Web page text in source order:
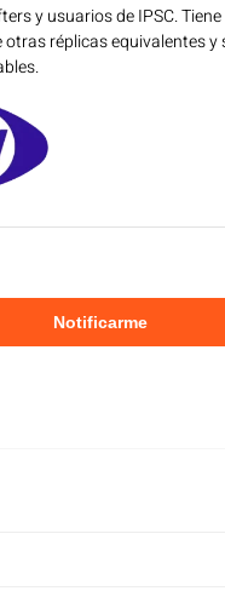
y usuarios de IPSC.
réplicas equivalentes y